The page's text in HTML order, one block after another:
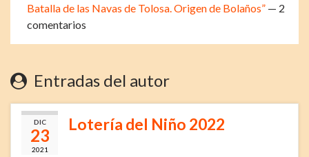
Batalla de las Navas de Tolosa. Origen de Bolaños” — 2
comentarios
Entradas del autor
DIC
23
2021
Lotería del Niño 2022